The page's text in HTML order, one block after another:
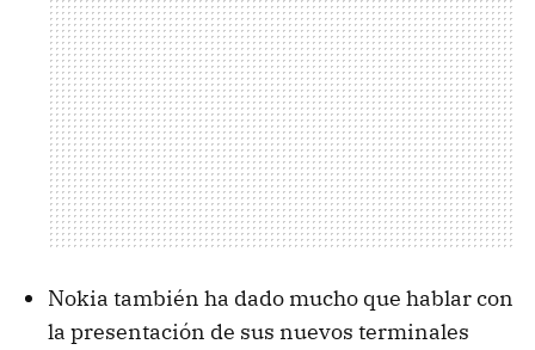
Nokia también ha dado mucho que hablar con
la presentación de sus nuevos terminales